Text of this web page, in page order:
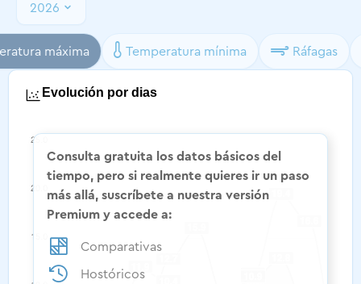
2026
máxima Temperatura mínima Ráfagas
Evolución por dias
Consulta gratuita los datos básicos del
tiempo, pero si realmente quieres ir un paso
más allá, suscríbete a nuestra versión
Premium y accede a:
Comparativas
Hostóricos